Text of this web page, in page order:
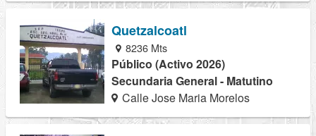
Quetzalcoatl
8236 Mts
Público (Activo 2026)
Secundaria General - Matutino
Calle Jose Maria Morelos